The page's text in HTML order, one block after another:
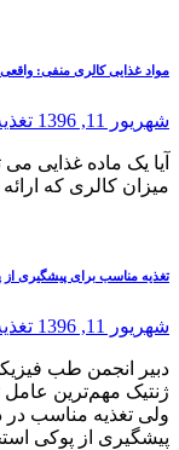
مواد غذایی کالری منفی:
شهریور 11, 1396
آیا یک ماده غذایی
میزان کالری که
تغذیه مناسب برای پیشگیری
شهریور 11, 1396
دبیر انجمن طب
ژنتیک مهم‌ترین عامل
ولی تغذیه مناسب در
پیشگیری از پوکی